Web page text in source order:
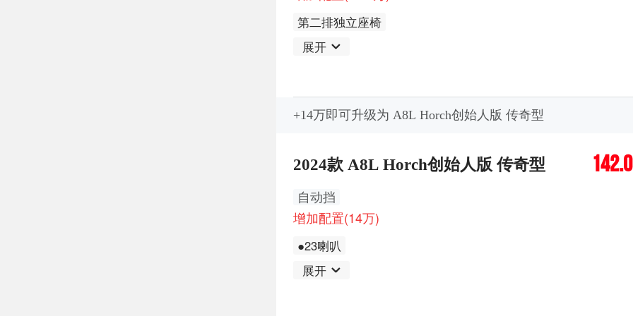
第二排独立座椅
展开
+14万即可升级为 A8L Horch创始人版 传奇型
2024款 A8L Horch创始人版 传奇型
自动挡
增加配置(14万)
●23喇叭
展开